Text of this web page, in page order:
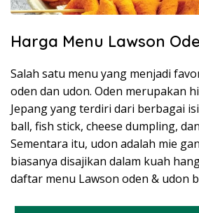
Harga Menu Lawson
Salah satu menu yang menjadi
oden dan udon. Oden merupakan
Jepang yang terdiri dari berbagai
ball, fish stick, cheese dumpling,
Sementara itu, udon adalah mie
biasanya disajikan dalam kuah
daftar menu Lawson oden & udon